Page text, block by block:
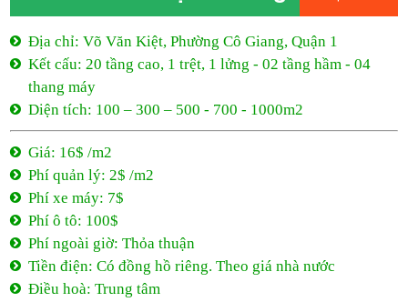
Địa chỉ: Võ Văn Kiệt, Phường Cô Giang, Quận 1
Kết cấu: 20 tầng cao, 1 trệt, 1 lửng - 02 tầng hầm - 04
thang máy
Diện tích: 100 – 300 – 500 - 700 - 1000m2
Giá: 16$ /m2
Phí quản lý: 2$ /m2
Phí xe máy: 7$
Phí ô tô: 100$
Phí ngoài giờ: Thỏa thuận
Tiền điện: Có đồng hồ riêng. Theo giá nhà nước
Điều hoà: Trung tâm
Đặt cọc: 3 tháng